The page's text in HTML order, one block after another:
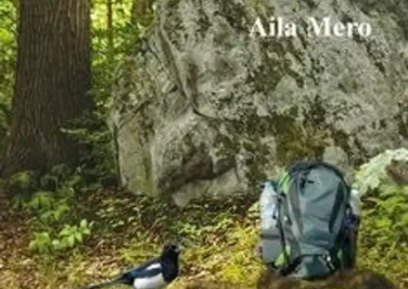
Ei saatavilla
Tuotekuvaus
Haaveilua Otin käteeni päivänkakkaran ja puhkesin itkuun onnesta.
Vain Suomessa, vain tällä mäellä ja minun polullani voi olla näin
täydellisiä päivänkakkaroita! Harakka lennähti siihen jostain ja
räksätti 'no mitäs aiot tehdä kukkaselle?'
Minä aion kirjoittaa tästä runon, sanoin.
Kas kun et kokonaista runokirjaa, nauroi harakka ja lensi pois.
Otin kulauksen taikajuomaa, jota minulla oli Björn Borg-